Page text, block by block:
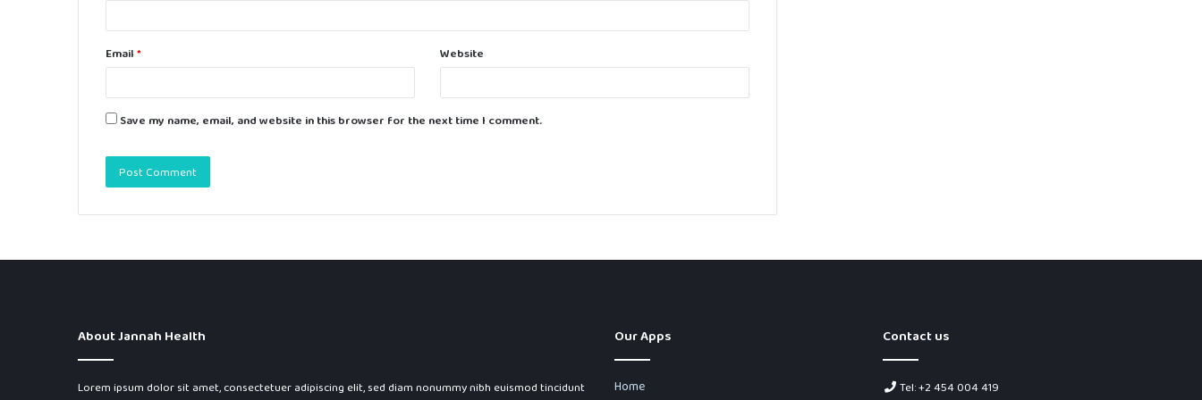
Email * Website
Save my name, email, and website in this browser for the next time I comment.
About Jannah Health
Lorem ipsum dolor sit amet, consectetuer adipiscing elit, sed diam nonummy nibh euismod tincidunt
Our Apps
Home
Contact us
Tel: +2 454 004 419